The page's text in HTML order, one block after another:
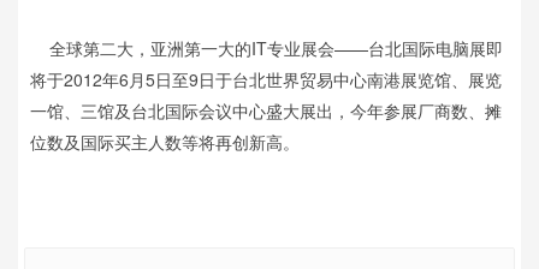
全球第二大，亚洲第一大的IT专业展会——台北国际电脑展即
将于2012年6月5日至9日于台北世界贸易中心南港展览馆、展览
一馆、三馆及台北国际会议中心盛大展出，今年参展厂商数、摊
位数及国际买主人数等将再创新高。